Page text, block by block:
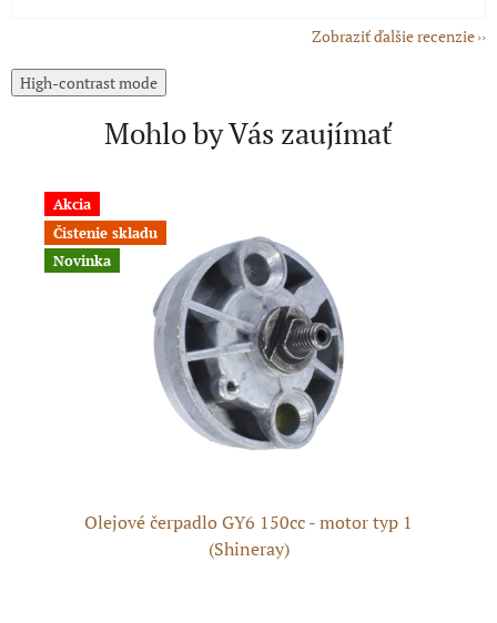
Zobraziť ďalšie recenzie
High-contrast mode
Mohlo by Vás zaujímať
Akcia
Čistenie skladu
Novinka
Olejové čerpadlo GY6 150cc - motor typ 1
(Shineray)